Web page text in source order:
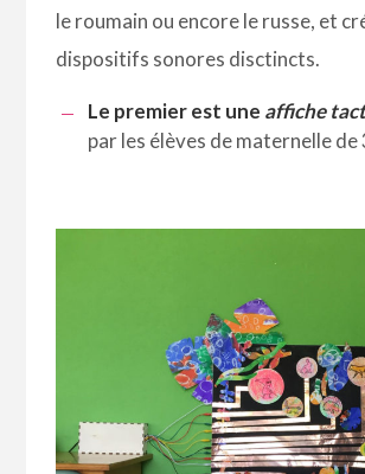
le roumain ou encore le russe, et
dispositifs sonores disctincts.
Le premier est une affiche
par les élèves de maternelle de